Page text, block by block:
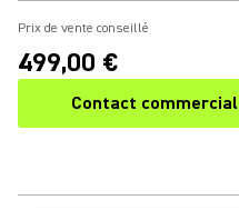
Prix de vente conseillé
499,00 €
Contact commercial